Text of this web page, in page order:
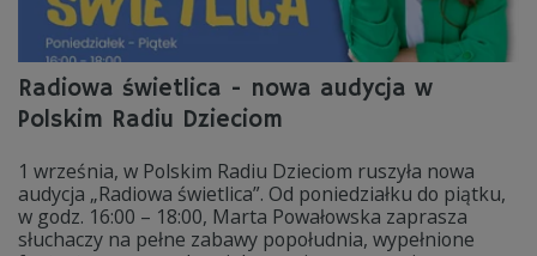
Radiowa świetlica - nowa audycja w
Polskim Radiu Dzieciom
1 września, w Polskim Radiu Dzieciom ruszyła nowa
audycja „Radiowa świetlica”. Od poniedziałku do piątku,
w godz. 16:00 – 18:00, Marta Powałowska zaprasza
słuchaczy na pełne zabawy popołudnia, wypełnione